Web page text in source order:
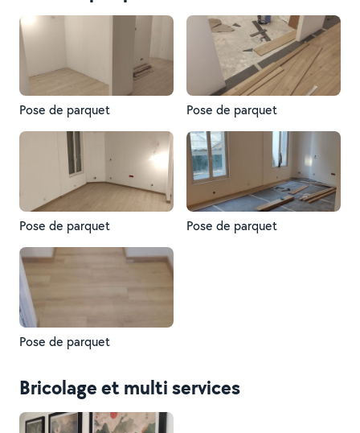
Pose de parquet Pose de parquet
Pose de parquet Pose de parquet
Pose de parquet
Bricolage et multi services